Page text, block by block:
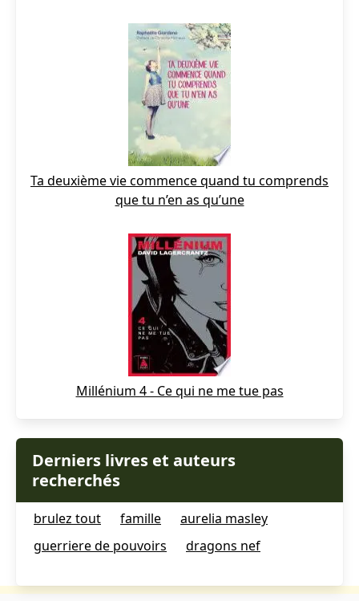
Ta deuxième vie commence quand tu comprends
que tu n’en as qu’une
Millénium 4 - Ce qui ne me tue pas
Derniers livres et auteurs
recherchés
brulez tout famille
aurelia masley
guerriere de pouvoirs
dragons nef